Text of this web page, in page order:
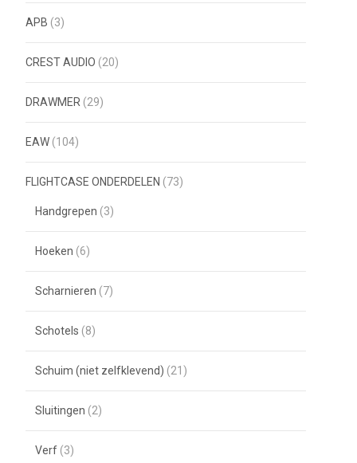
APB (3)
CREST AUDIO (20)
DRAWMER (29)
EAW (104)
FLIGHTCASE ONDERDELEN (73)
Handgrepen (3)
Hoeken (6)
Scharnieren (7)
Schotels (8)
Schuim (niet zelfklevend) (21)
Sluitingen (2)
Verf (3)